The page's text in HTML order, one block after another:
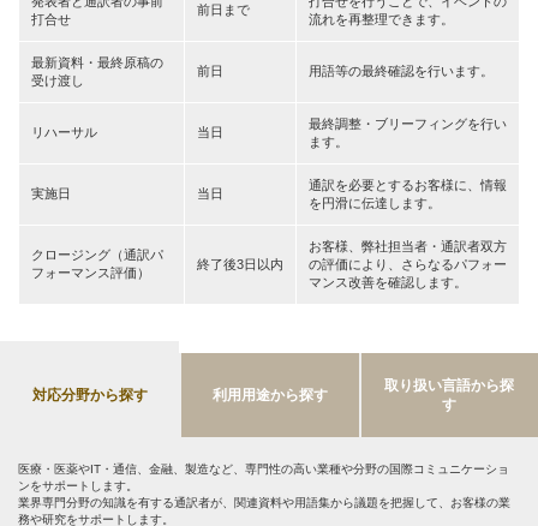
打合せ
前日まで
流れを再整理できます。
最新資料・最終原稿の
受け渡し
前日 用語等の最終確認を行います。
リハーサル 当日
最終調整・ブリーフィングを行い
ます。
実施日 当日
通訳を必要とするお客様に、情報
を円滑に伝達します。
クロージング（通訳パ
フォーマンス評価）
終了後3日以内
お客様、弊社担当者・通訳者双方
の評価により、さらなるパフォー
マンス改善を確認します。
対応分野から探す 利用用途から探す
取り扱い言語から探
す
医療・医薬やIT・通信、金融、製造など、専門性の高い業種や分野の国際コミュニケーショ
ンをサポートします。
業界専門分野の知識を有する通訳者が、関連資料や用語集から議題を把握して、お客様の業
務や研究をサポートします。